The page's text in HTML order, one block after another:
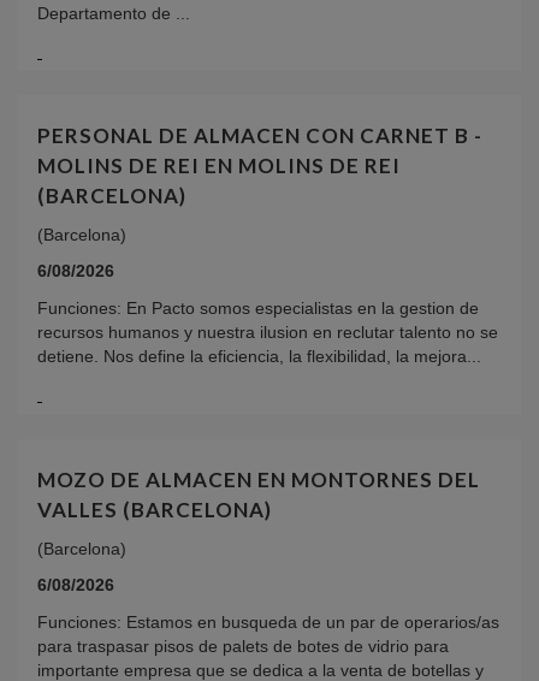
Departamento de ...
PERSONAL DE ALMACEN CON CARNET B -
MOLINS DE REI EN MOLINS DE REI
(BARCELONA)
(Barcelona)
6/08/2026
Funciones: En Pacto somos especialistas en la gestion de
recursos humanos y nuestra ilusion en reclutar talento no se
detiene. Nos define la eficiencia, la flexibilidad, la mejora...
MOZO DE ALMACEN EN MONTORNES DEL
VALLES (BARCELONA)
(Barcelona)
6/08/2026
Funciones: Estamos en busqueda de un par de operarios/as
para traspasar pisos de palets de botes de vidrio para
importante empresa que se dedica a la venta de botellas y